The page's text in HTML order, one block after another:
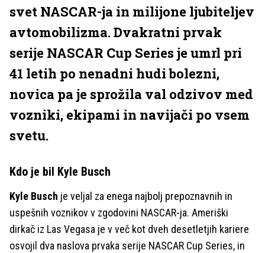
svet NASCAR-ja in milijone ljubiteljev
avtomobilizma. Dvakratni prvak
serije NASCAR Cup Series je umrl pri
41 letih po nenadni hudi bolezni,
novica pa je sprožila val odzivov med
vozniki, ekipami in navijači po vsem
svetu.
Kdo je bil Kyle Busch
Kyle Busch je veljal za enega najbolj prepoznavnih in
uspešnih voznikov v zgodovini NASCAR-ja. Ameriški
dirkač iz Las Vegasa je v več kot dveh desetletjih kariere
osvojil dva naslova prvaka serije NASCAR Cup Series, in